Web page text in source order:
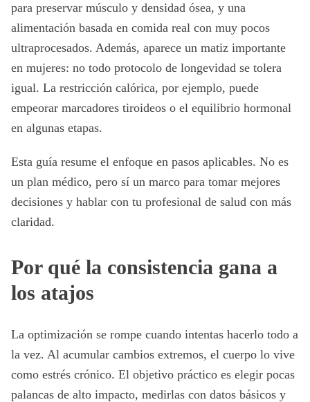
para preservar músculo y densidad ósea, y una
alimentación basada en comida real con muy pocos
ultraprocesados. Además, aparece un matiz importante
en mujeres: no todo protocolo de longevidad se tolera
igual. La restricción calórica, por ejemplo, puede
empeorar marcadores tiroideos o el equilibrio hormonal
en algunas etapas.
Esta guía resume el enfoque en pasos aplicables. No es
un plan médico, pero sí un marco para tomar mejores
decisiones y hablar con tu profesional de salud con más
claridad.
Por qué la consistencia gana a
los atajos
La optimización se rompe cuando intentas hacerlo todo a
la vez. Al acumular cambios extremos, el cuerpo lo vive
como estrés crónico. El objetivo práctico es elegir pocas
palancas de alto impacto, medirlas con datos básicos y